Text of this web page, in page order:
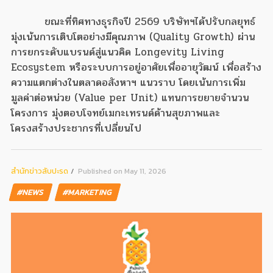
ขณะที่ทิศทางธุรกิจปี 2569 บริษัทฯได้ปรับกลยุทธ์
มุ่งเน้นการเติบโตอย่างมีคุณภาพ (Quality Growth) ผ่าน
การยกระดับแบรนด์สู่แนวคิด Longevity Living
Ecosystem หรือระบบการอยู่อาศัยเพื่ออายุวัฒน์ เพื่อสร้าง
ความแตกต่างในตลาดอสังหาฯ แนวราบ โดยเน้นการเพิ่ม
มูลค่าต่อหน่วย (Value per Unit) แทนการขยายจำนวน
โครงการ มุ่งตอบโจทย์เมกะเทรนด์ด้านสุขภาพและ
โครงสร้างประชากรที่เปลี่ยนไป
สํานักข่าวสับปะรด Published on May 11, 2026
#NEWS #MARKETING